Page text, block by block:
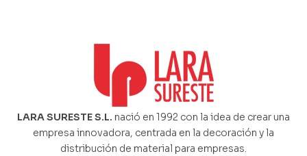
LARA SURESTE S.L. nació en 1992 con la idea de crear una
empresa innovadora, centrada en la decoración y la
distribución de material para empresas.